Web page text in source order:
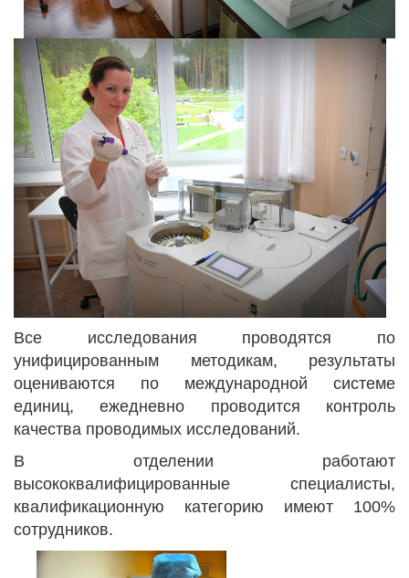
Все исследования проводятся по
унифицированным методикам, результаты
оцениваются по международной системе
единиц, ежедневно проводится контроль
качества проводимых исследований.
В отделении работают
высококвалифицированные специалисты,
квалификационную категорию имеют 100%
сотрудников.